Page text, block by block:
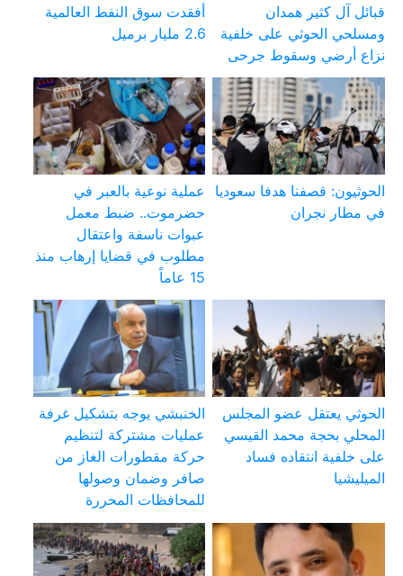
قبائل آل كثير همدان
ومسلحي الحوثي على خلفية
نزاع أرضي وسقوط جرحى
أفقدت سوق النفط العالمية
2.6 مليار برميل
الحوثيون: قصفنا هدفا سعوديا
في مطار نجران
عملية نوعية بالعبر في
حضرموت.. ضبط معمل
عبوات ناسفة واعتقال
مطلوب في قضايا إرهاب منذ
15 عاماً
الحوثي يعتقل عضو المجلس
المحلي بحجة محمد القيسي
على خلفية انتقاده فساد
الميليشيا
الخنبشي يوجه بتشكيل غرفة
عمليات مشتركة لتنظيم
حركة مقطورات الغاز من
صافر وضمان وصولها
للمحافظات المحررة